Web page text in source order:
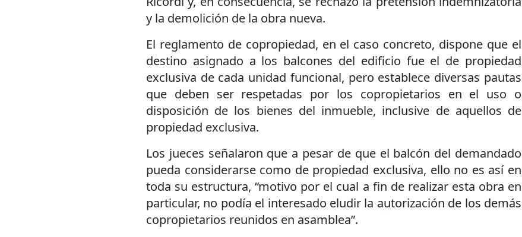
y la demolición de la obra nueva.
El reglamento de copropiedad, en el caso concreto, dispone que el
destino asignado a los balcones del edificio fue el de propiedad
exclusiva de cada unidad funcional, pero establece diversas pautas
que deben ser respetadas por los copropietarios en el uso o
disposición de los bienes del inmueble, inclusive de aquellos de
propiedad exclusiva.
Los jueces señalaron que a pesar de que el balcón del demandado
pueda considerarse como de propiedad exclusiva, ello no es así en
toda su estructura, “motivo por el cual a fin de realizar esta obra en
particular, no podía el interesado eludir la autorización de los demás
copropietarios reunidos en asamblea”.